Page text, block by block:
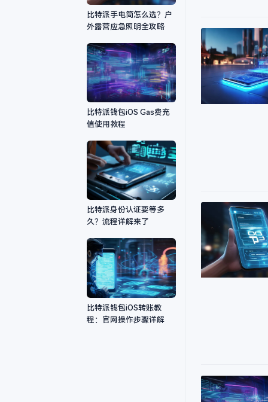
比特派手电筒怎么选？户
外露营应急照明全攻略
比特派钱包iOS Gas费充
值使用教程
比特派身份认证要等多
久？流程详解来了
比特派钱包iOS转账教
程：官网操作步骤详解